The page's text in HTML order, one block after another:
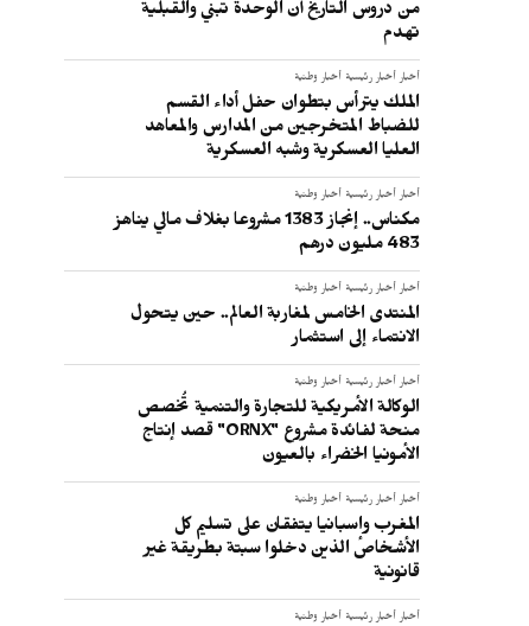
من دروس التاريخ أن الوحدة تبني والقبلية
تهدم
أخبار أخبار رئيسية أخبار وطنية
الملك يترأس بتطوان حفل أداء القسم
للضباط المتخرجين من المدارس والمعاهد
العليا العسكرية وشبه العسكرية
أخبار أخبار رئيسية أخبار وطنية
مكناس.. إنجاز 1383 مشروعا بغلاف مالي يناهز
483 مليون درهم
أخبار أخبار رئيسية أخبار وطنية
المنتدى الخامس لمغاربة العالم.. حين يتحول
الانتماء إلى استثمار
أخبار أخبار رئيسية أخبار وطنية
الوكالة الأمريكية للتجارة والتنمية تُخصص
منحة لفائدة مشروع "ORNX" قصد إنتاج
الأمونيا الخضراء بالعيون
أخبار أخبار رئيسية أخبار وطنية
المغرب وإسبانيا يتفقان على تسليم كل
الأشخاص الذين دخلوا سبتة بطريقة غير
قانونية
أخبار أخبار رئيسية أخبار وطنية